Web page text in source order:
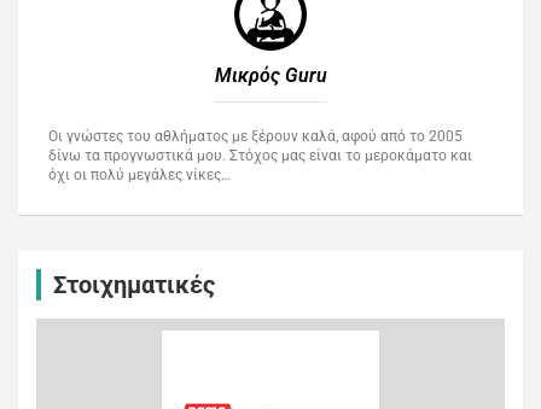
Μικρός Guru​
Οι γνώστες του αθλήματος με ξέρουν καλά, αφού από το 2005
δίνω τα προγνωστικά μου. Στόχος μας είναι το μεροκάματο και
όχι οι πολύ μεγάλες νίκες…
Στοιχηματικές